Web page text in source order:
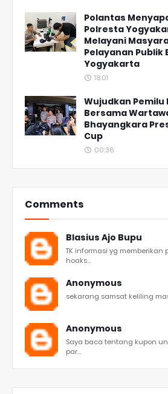
Polantas
Polresta
Melayani
Pelayanan Publik
Yogyakarta
18:01
Wujudkan Pemilu
Bersama
Bhayangkara
Cup
00:36
Comments
Blasius Ajo Bupu
TK informasi yg
hoaks...
Anonymous
sekarang samsat keliling
Anonymous
Saya baca tentang kupon
par...